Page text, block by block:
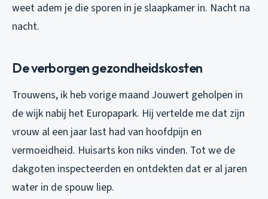
weet adem je die sporen in je slaapkamer in. Nacht na
nacht.
De verborgen gezondheidskosten
Trouwens, ik heb vorige maand Jouwert geholpen in
de wijk nabij het Europapark. Hij vertelde me dat zijn
vrouw al een jaar last had van hoofdpijn en
vermoeidheid. Huisarts kon niks vinden. Tot we de
dakgoten inspecteerden en ontdekten dat er al jaren
water in de spouw liep.